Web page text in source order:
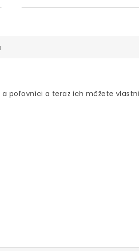
poľovníci a teraz ich môžete